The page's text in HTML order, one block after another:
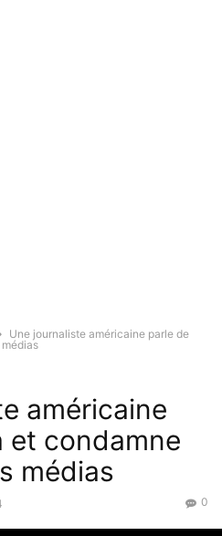
Une journaliste américaine parle de
américaine
et condamne
médias
0